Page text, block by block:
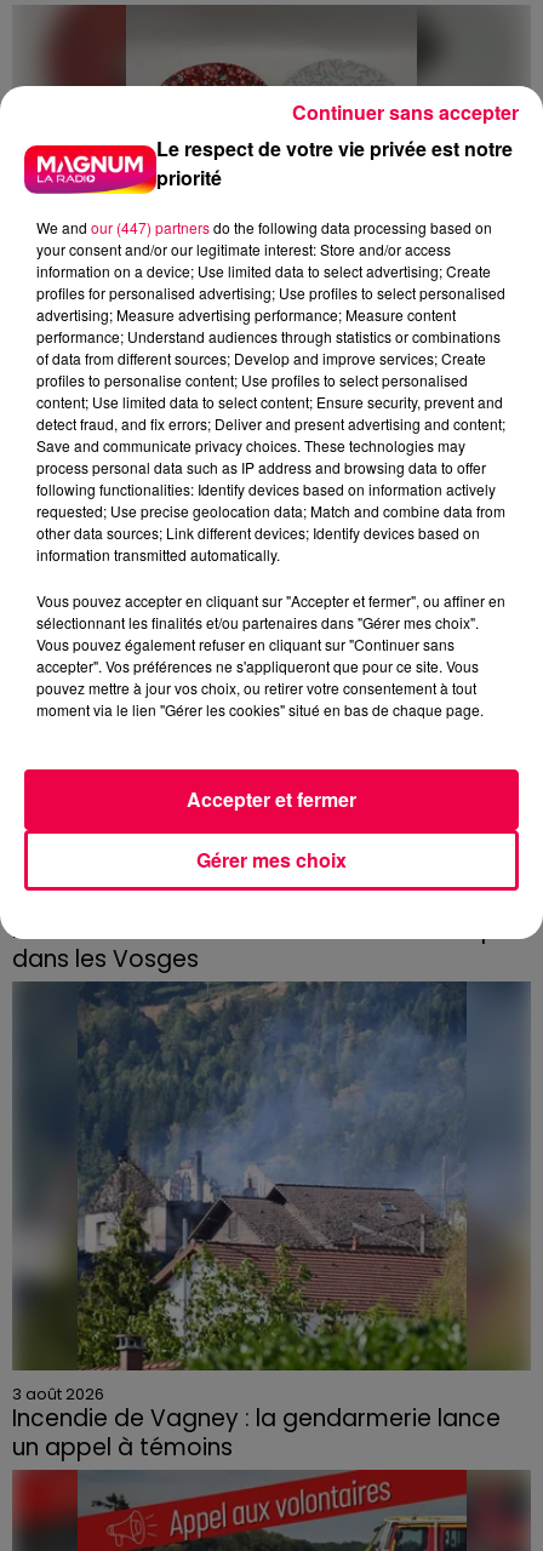
5 août 2026
Des assiettes Linvosges rappelées pour
excès de plomb
Du plomb a été détecté dans deux assiettes en
céramique vendues entre 2020 et 2022 par Linvosges.
PRÉVIFEUX : "il faut avoir une culture du risque"
dans les Vosges
3 août 2026
Incendie de Vagney : la gendarmerie lance
un appel à témoins
Le feu, parti d'une haie avant de se propager au
quartier résidentiel, avait détruit deux habitations et
contraint à l'évacuation d'une centaine de personnes.
Le respect de votre vie privée est notre
priorité
We and our (447) partnersdo the following data processing based on
your consent and/or our legitimate interest: Store and/or access
information on a device; Use limited data to select advertising; Create
profiles for personalised advertising; Use profiles to select personalised
advertising; Measure advertising performance; Measure content
performance; Understand audiences through statistics or combinations
of data from different sources; Develop and improve services; Create
profiles to personalise content; Use profiles to select personalised
content; Use limited data to select content; Ensure security, prevent and
detect fraud, and fix errors; Deliver and present advertising and content;
Save and communicate privacy choices. These technologies may
process personal data such as IP address and browsing data to offer
following functionalities: Identify devices based on information actively
requested; Use precise geolocation data; Match and combine data from
other data sources; Link different devices; Identify devices based on
information transmitted automatically.
Vous pouvez accepter en cliquant sur "Accepter et fermer", ou affiner en
sélectionnant les finalités et/ou partenaires dans "Gérer mes choix".
Vous pouvez également refuser en cliquant sur "Continuer sans
accepter". Vos préférences ne s'appliqueront que pour ce site. Vous
pouvez mettre à jour vos choix, ou retirer votre consentement à tout
moment via le lien "Gérer les cookies" situé en bas de chaque page.
Gérer mes choix
Accepter et fermer
Continuer sans accepter